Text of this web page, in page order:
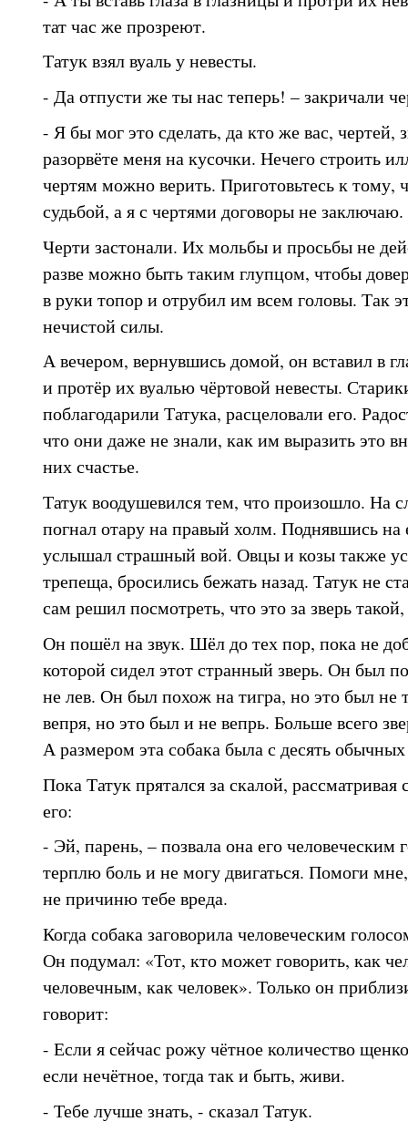
тат час же прозреют.
Татук взял вуаль у невесты.
- Да отпусти же ты нас теперь! – закричали
- Я бы мог это сделать, да кто же вас, чертей,
разорвёте меня на кусочки. Нечего строить
чертям можно верить. Приготовьтесь к тому,
судьбой, а я с чертями договоры не заключаю.
Черти застонали. Их мольбы и просьбы не
разве можно быть таким глупцом, чтобы
в руки топор и отрубил им всем головы. Так
нечистой силы.
А вечером, вернувшись домой, он вставил в
и протёр их вуалью чёртовой невесты.
поблагодарили Татука, расцеловали его.
что они даже не знали, как им выразить это
них счастье.
Татук воодушевился тем, что произошло. На
погнал отару на правый холм. Поднявшись на
услышал страшный вой. Овцы и козы также
трепеща, бросились бежать назад. Татук не
сам решил посмотреть, что это за зверь
Он пошёл на звук. Шёл до тех пор, пока не
которой сидел этот странный зверь. Он был
не лев. Он был похож на тигра, но это был
вепря, но это был и не вепрь. Больше всего
А размером эта собака была с десять
Пока Татук прятался за скалой, рассматривая
его:
- Эй, парень, – позвала она его человеческим
терплю боль и не могу двигаться. Помоги
не причиню тебе вреда.
Когда собака заговорила человеческим
Он подумал: «Тот, кто может говорить, как
человечным, как человек». Только он
говорит:
- Если я сейчас рожу чётное количество
если нечётное, тогда так и быть, живи.
- Тебе лучше знать, - сказал Татук.